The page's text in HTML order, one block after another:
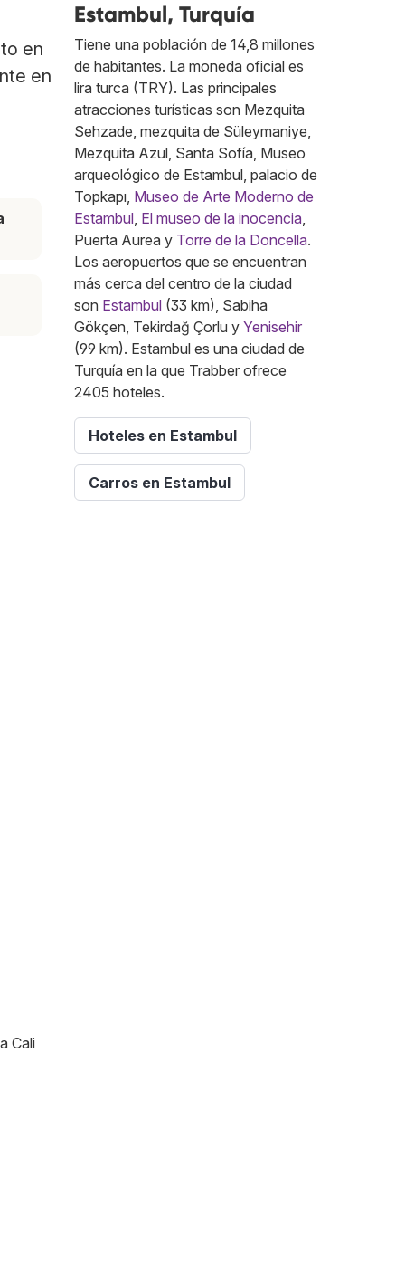
en
en
Cali
Estambul, Turquía
Tiene una población de 14,8 millones
de habitantes. La moneda oficial es
lira turca (TRY). Las principales
atracciones turísticas son Mezquita
Sehzade, mezquita de Süleymaniye,
Mezquita Azul, Santa Sofía, Museo
arqueológico de Estambul, palacio de
Topkapı, Museo de Arte Moderno de
Estambul, El museo de la inocencia,
Puerta Aurea y Torre de la Doncella.
Los aeropuertos que se encuentran
más cerca del centro de la ciudad
son Estambul (33 km), Sabiha
Gökçen, Tekirdağ Çorlu y Yenisehir
(99 km). Estambul es una ciudad de
Turquía en la que Trabber ofrece
2405 hoteles.
Hoteles en Estambul
Carros en Estambul